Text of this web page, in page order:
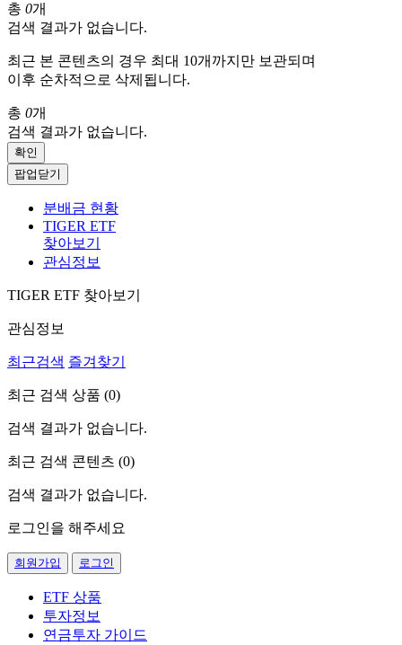
총 0개
검색 결과가 없습니다.
최근 본 콘텐츠의 경우 최대 10개까지만 보관되며
이후 순차적으로 삭제됩니다.
총 0개
검색 결과가 없습니다.
확인
팝업닫기
분배금 현황
TIGER ETF
찾아보기
관심정보
TIGER ETF 찾아보기
관심정보
최근검색 즐겨찾기
최근 검색 상품 (0)
검색 결과가 없습니다.
최근 검색 콘텐츠 (0)
검색 결과가 없습니다.
로그인을 해주세요
회원가입 로그인
ETF 상품
투자정보
연금투자 가이드